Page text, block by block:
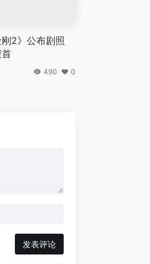
刚2》公布剧照
490 0
发表评论